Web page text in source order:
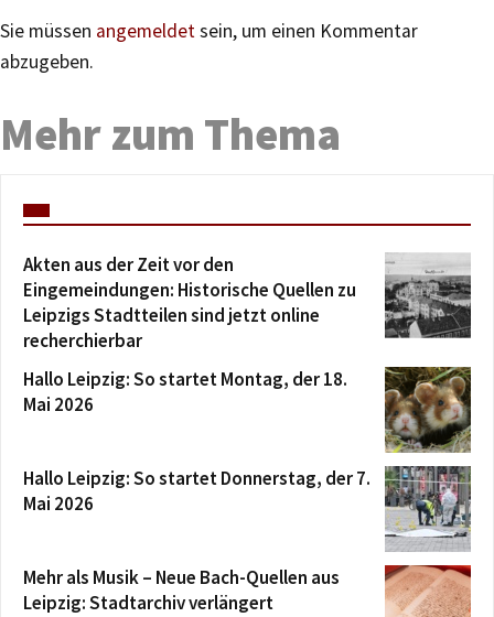
Sie müssen angemeldetsein, um einen Kommentar
abzugeben.
Mehr zum Thema
Akten aus der Zeit vor den
Eingemeindungen: Historische Quellen zu
Leipzigs Stadtteilen sind jetzt online
recherchierbar
Hallo Leipzig: So startet Montag, der 18.
Mai 2026
Hallo Leipzig: So startet Donnerstag, der 7.
Mai 2026
Mehr als Musik – Neue Bach-Quellen aus
Leipzig: Stadtarchiv verlängert